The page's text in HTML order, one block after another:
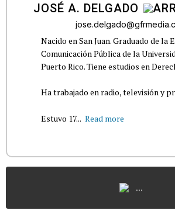
JOSÉ A. DELGADO
Nacido en San Juan. Graduado de la
Comunicación Pública de la
Puerto Rico. Tiene estudios en
Ha trabajado en radio, televisión y
Estuvo 17... Read more
...